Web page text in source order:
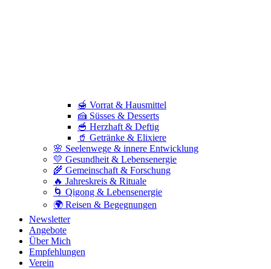
🍯 Vorrat & Hausmittel
🍰 Süsses & Desserts
🥣 Herzhaft & Deftig
🥤 Getränke & Elixiere
🌸 Seelenwege & innere Entwicklung
💛 Gesundheit & Lebensenergie
🌾 Gemeinschaft & Forschung
🔥 Jahreskreis & Rituale
🌀 Qigong & Lebensenergie
🌍 Reisen & Begegnungen
Newsletter
Angebote
Über Mich
Empfehlungen
Verein